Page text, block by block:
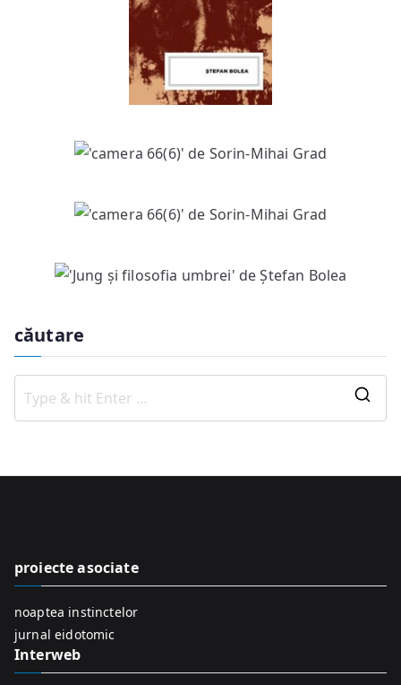
căutare
o
proiecte asociate
noaptea instinctelor
jurnal eidotomic
Interweb